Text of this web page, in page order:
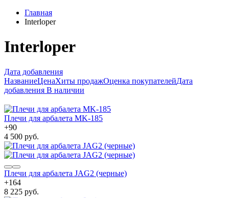
Главная
Interloper
Interloper
Дата добавления
НазваниеЦенаХиты продажОценка покупателейДата
добавления В наличии
Плечи для арбалета MK-185
+90
4 500 руб.
Плечи для арбалета JAG2 (черные)
+164
8 225 руб.